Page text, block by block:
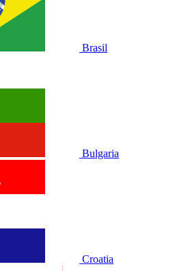
Brasil
Bulgaria
Croatia